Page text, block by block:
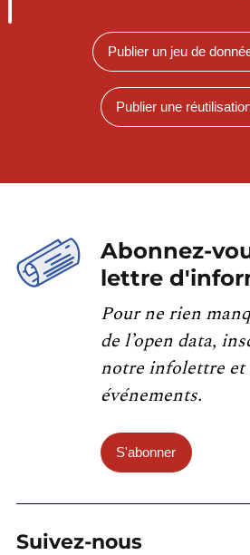
Publier un jeu de
Publier une
Abonnez-
lettre
Pour ne rien
de l’open data,
notre infolettre et
événements.
S'abonner
Suivez-nous